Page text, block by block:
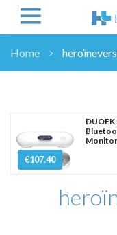
Home
€107.40
DUOEK
Monitor